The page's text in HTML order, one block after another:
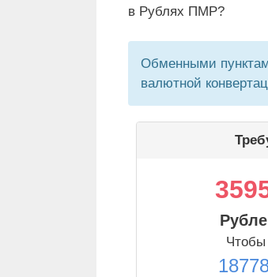
в Рублях ПМР?
Обменными
валютной
Чтобы